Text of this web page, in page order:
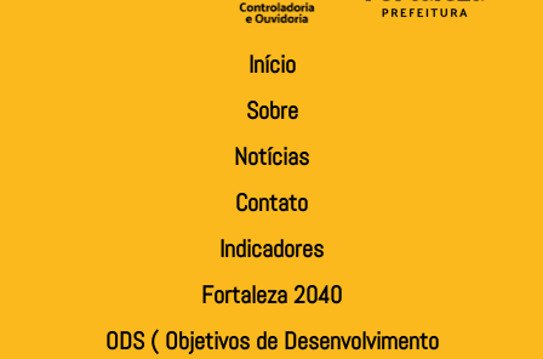
Início
Sobre
Notícias
Contato
Indicadores
Fortaleza 2040
ODS ( Objetivos de Desenvolvimento